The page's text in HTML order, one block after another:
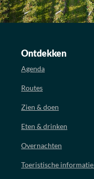
Ontdekken
Agenda
Routes
Zien & doen
Eten & drinken
Overnachten
Toeristische informatie